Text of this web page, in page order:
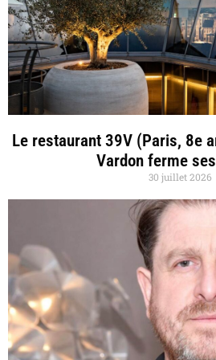
Le restaurant 39V (Paris, 8e
Vardon ferme
30 juillet 2026